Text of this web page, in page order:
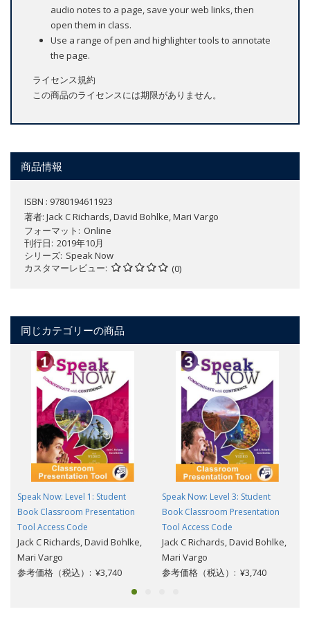
audio notes to a page, save your web links, then
open them in class.
Use a range of pen and highlighter tools to annotate
the page.
ライセンス規約
この商品のライセンスには期限がありません。
商品情報
ISBN : 9780194611923
著者: Jack C Richards, David Bohlke, Mari Vargo
フォーマット
Online
刊行日 2019年10月
シリーズ Speak Now
カスタマーレビュー
(0)
同じカテゴリーの商品
Speak Now: Level 1: Student
Book Classroom Presentation
Tool Access Code
Jack C Richards, David Bohlke,
Mari Vargo
参考価格（税込）: ¥3,740
Speak Now: Level 3: Student
Book Classroom Presentation
Tool Access Code
Jack C Richards, David Bohlke,
Mari Vargo
参考価格（税込）: ¥3,740